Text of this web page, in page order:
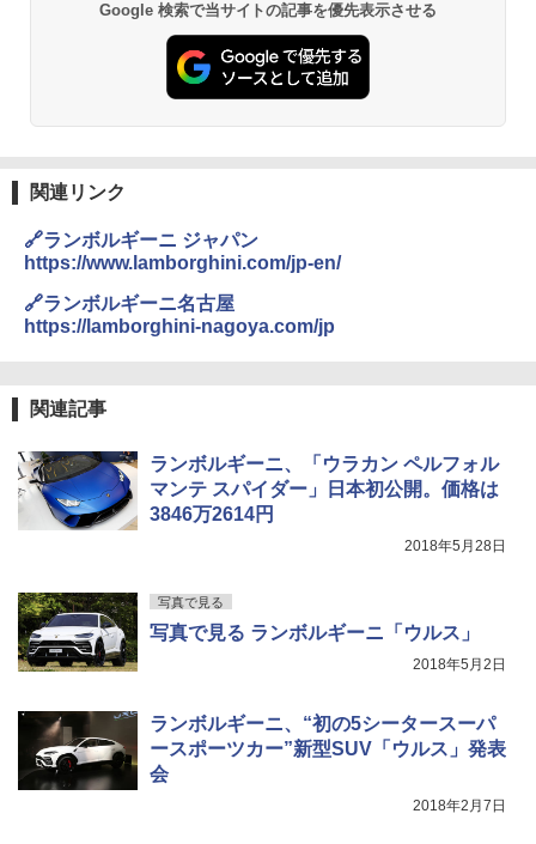
Google 検索で当サイトの記事を優先表示させる
関連リンク
🔗ランボルギーニ ジャパン
https://www.lamborghini.com/jp-en/
🔗ランボルギーニ名古屋
https://lamborghini-nagoya.com/jp
関連記事
ランボルギーニ、「ウラカン ペルフォル
マンテ スパイダー」日本初公開。価格は
3846万2614円
2018年5月28日
写真で見る
写真で見る ランボルギーニ「ウルス」
2018年5月2日
ランボルギーニ、“初の5シータースーパ
ースポーツカー”新型SUV「ウルス」発表
会
2018年2月7日